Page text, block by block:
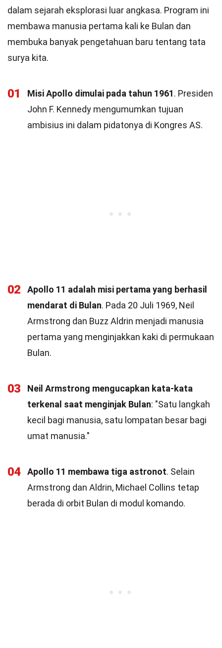
dalam sejarah eksplorasi luar angkasa. Program ini
membawa manusia pertama kali ke Bulan dan
membuka banyak pengetahuan baru tentang tata
surya kita.
01 Misi Apollo dimulai pada tahun 1961. Presiden
John F. Kennedy mengumumkan tujuan
ambisius ini dalam pidatonya di Kongres AS.
02
Apollo 11 adalah misi pertama yang berhasil
mendarat di Bulan. Pada 20 Juli 1969, Neil
Armstrong dan Buzz Aldrin menjadi manusia
pertama yang menginjakkan kaki di permukaan
Bulan.
03
Neil Armstrong mengucapkan kata-kata
terkenal saat menginjak Bulan: "Satu langkah
kecil bagi manusia, satu lompatan besar bagi
umat manusia."
04 Apollo 11 membawa tiga astronot. Selain
Armstrong dan Aldrin, Michael Collins tetap
berada di orbit Bulan di modul komando.